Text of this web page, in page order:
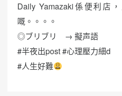
Daily Yamazaki係便利店
嘅。。。。
◎ブリブリ → 擬声語
#半夜出post #心理壓力細d
#人生好難